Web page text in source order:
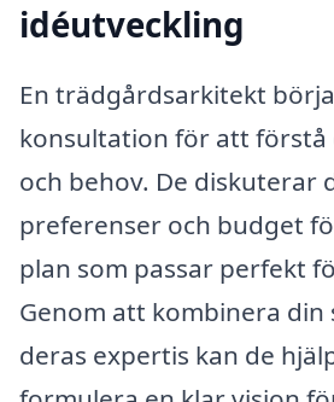
idéutveckling
En trädgårdsarkitekt
konsultation för att förstå
och behov. De diskuterar
preferenser och budget
plan som passar perfekt
Genom att kombinera din
deras expertis kan de